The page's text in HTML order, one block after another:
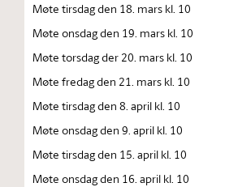
Møte tirsdag den 18. mars kl. 10
Møte onsdag den 19. mars kl. 10
Møte torsdag der 20. mars kl. 10
Møte fredag den 21. mars kl. 10
Møte tirsdag den 8. april kl. 10
Møte onsdag den 9. april kl. 10
Møte tirsdag den 15. april kl. 10
Møte onsdag den 16. april kl. 10